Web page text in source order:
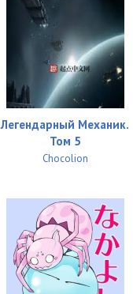
14:13
12:44
13:53
12:47
14:58
14:26
Легендарный Механик.
Том 5
Chocolion